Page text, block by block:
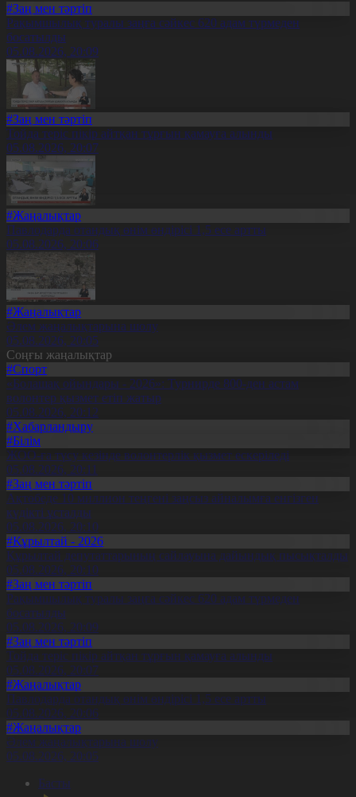
#Заң мен тәртіп
Рақымшылық туралы заңға сәйкес 620 адам түрмеден
босатылды
05.08.2026, 20:09
#Заң мен тәртіп
Тойда теріс пікір айтқан тұрғын қамауға алынды
05.08.2026, 20:07
#Жаңалықтар
Павлодарда отандық өнім өндірісі 1,5 есе артты
05.08.2026, 20:06
#Жаңалықтар
Әлем жаңалықтарына шолу
05.08.2026, 20:05
Соңғы жаңалықтар
#Спорт
«Болашақ ойындары - 2026»: Турнирде 800-ден астам
волонтер қызмет етіп жатыр
05.08.2026, 20:12
#Хабарландыру
#Білім
ЖОО-ға түсу кезінде волонтерлік қызмет ескеріледі
05.08.2026, 20:11
#Заң мен тәртіп
Ақтөбеде 10 миллион теңгені заңсыз айналымға енгізген
күдікті ұсталды
05.08.2026, 20:10
#Құрылтай - 2026
Құрылтай депутаттарының сайлауына дайындық пысықталды
05.08.2026, 20:10
#Заң мен тәртіп
Рақымшылық туралы заңға сәйкес 620 адам түрмеден
босатылды
05.08.2026, 20:09
#Заң мен тәртіп
Тойда теріс пікір айтқан тұрғын қамауға алынды
05.08.2026, 20:07
#Жаңалықтар
Павлодарда отандық өнім өндірісі 1,5 есе артты
05.08.2026, 20:06
#Жаңалықтар
Әлем жаңалықтарына шолу
05.08.2026, 20:05
Басты